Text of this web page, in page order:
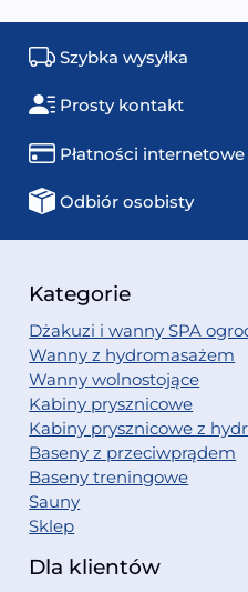
Szybka wysyłka
Prosty kontakt
Płatności internetowe
Odbiór osobisty
Kategorie
Dżakuzi i wanny SPA
Wanny z hydromasażem
Wanny wolnostojące
Kabiny prysznicowe
Kabiny prysznicowe z
Baseny z przeciwprądem
Baseny treningowe
Sauny
Sklep
Dla klientów